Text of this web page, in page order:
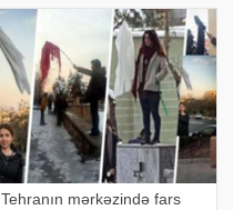
aparıcılıq etdiyi "Səni Axtarıram"
verilişinə çıxan Aynur
Tehranın mərkəzində fars